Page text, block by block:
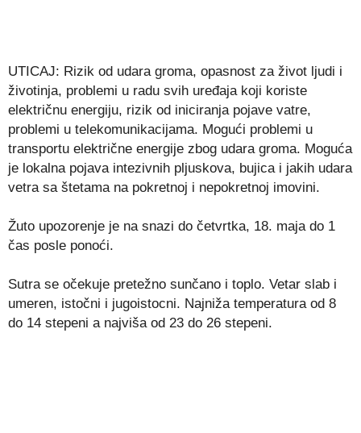
UTICAJ: Rizik od udara groma, opasnost za život ljudi i
životinja, problemi u radu svih uređaja koji koriste
električnu energiju, rizik od iniciranja pojave vatre,
problemi u telekomunikacijama. Mogući problemi u
transportu električne energije zbog udara groma. Moguća
je lokalna pojava intezivnih pljuskova, bujica i jakih udara
vetra sa štetama na pokretnoj i nepokretnoj imovini.
Žuto upozorenje je na snazi do četvrtka, 18. maja do 1
čas posle ponoći.
Sutra se očekuje pretežno sunčano i toplo. Vetar slab i
umeren, istočni i jugoistocni. Najniža temperatura od 8
do 14 stepeni a najviša od 23 do 26 stepeni.